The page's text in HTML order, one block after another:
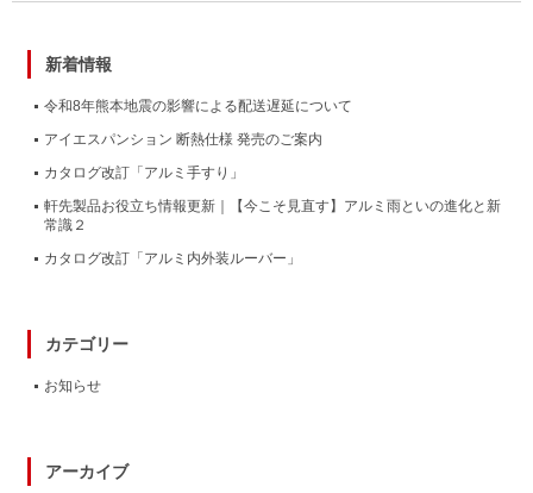
新着情報
令和8年熊本地震の影響による配送遅延について
アイエスパンション 断熱仕様 発売のご案内
カタログ改訂「アルミ手すり」
軒先製品お役立ち情報更新｜【今こそ見直す】アルミ雨といの進化と新
常識２
カタログ改訂「アルミ内外装ルーバー」
カテゴリー
お知らせ
アーカイブ